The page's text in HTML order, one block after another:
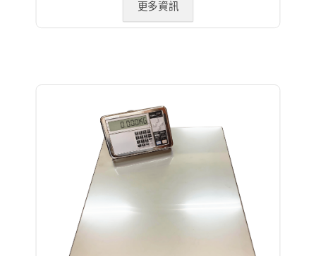
更多資訊